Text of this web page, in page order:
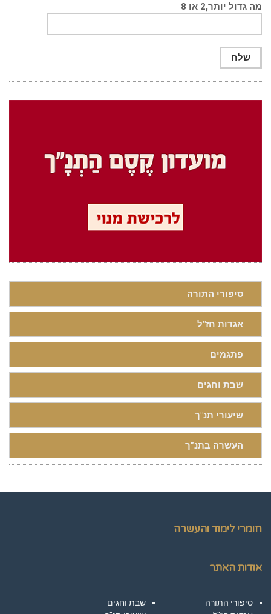
מה גדול יותר,2 או 8
סיפורי התורה
אגדות חז"ל
פתגמים
שבת וחגים
שיעורי תנ"ך
העשרה בתנ”ך
חומרי לימוד והעשרה
אודות האתר
סיפורי התורה
שבת וחגים